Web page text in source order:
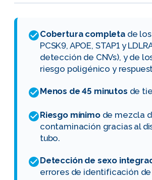
Cobertura completade los
PCSK9, APOE, STAP1 y
detección de CNVs), y de
riesgo poligénico y
Menos de 45 minutos de
Riesgo mínimode mezcla
contaminación gracias al
tubo.
Detección de sexo
errores de identificación